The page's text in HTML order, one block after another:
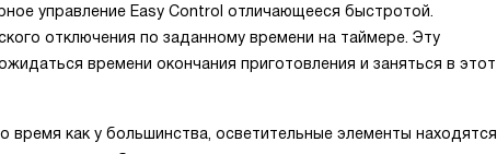
управление Easy Control отличающееся быстротой.
отключения по заданному времени на таймере. Эту
времени окончания приготовления и заняться в этот
как у большинства, осветительные элементы находятся